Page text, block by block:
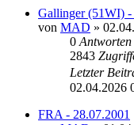
Gallinger (51WI) -
von MAD »
0 Antworten
2843
Letzter
02.04.2026
FRA - 28.07.2001